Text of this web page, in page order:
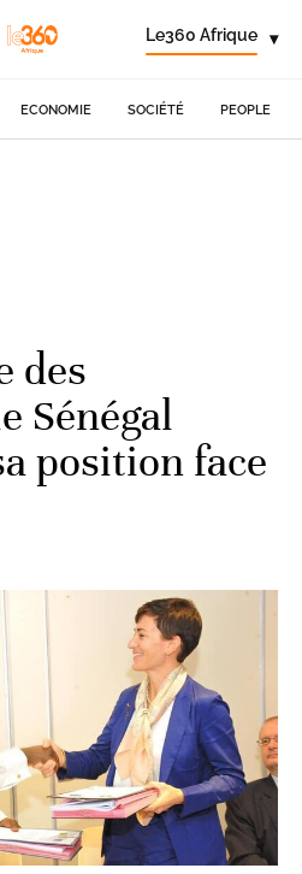
Le360 Afrique ▾
ECONOMIE SOCIÉTÉ PEOPLE
des
Sénégal
position face